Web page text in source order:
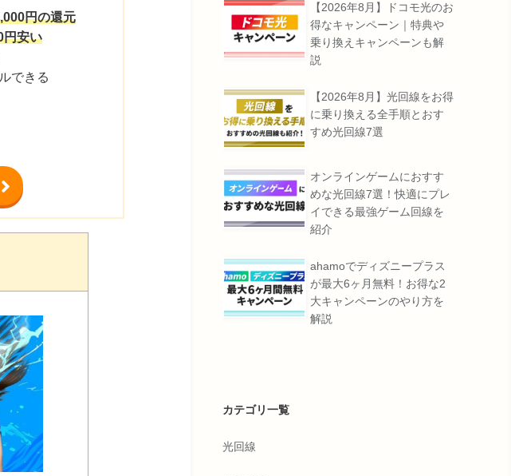
円の還元
円安い
できる
【2026年8月】ドコモ光のお
得なキャンペーン｜特典や
乗り換えキャンペーンも解
説
【2026年8月】光回線をお得
に乗り換える全手順とおす
すめ光回線7選
オンラインゲームにおすす
めな光回線7選！快適にプレ
イできる最強ゲーム回線を
紹介
ahamoでディズニープラス
が最大6ヶ月無料！お得な2
大キャンペーンのやり方を
解説
カテゴリ一覧
光回線